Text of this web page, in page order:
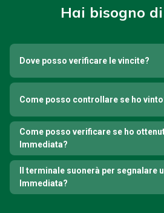
Hai bisogno
Dove posso verificare le vincite?
Come posso controllare se ho
Come posso verificare se ho
Immediata?
Il terminale suonerà per segnalare
Immediata?